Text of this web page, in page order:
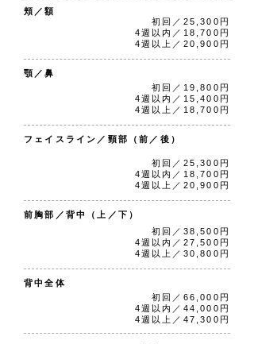
頬／額
初回／25,300円
4週以内／18,700円
4週以上／20,900円
顎／鼻
初回／19,800円
4週以内／15,400円
4週以上／18,700円
フェイスライン／頸部（前／後）
初回／25,300円
4週以内／18,700円
4週以上／20,900円
前胸部／背中（上／下）
初回／38,500円
4週以内／27,500円
4週以上／30,800円
背中全体
初回／66,000円
4週以内／44,000円
4週以上／47,300円